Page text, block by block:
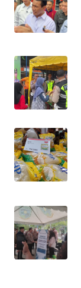
WN
JATENG
NUSANTARA
WN
JOGJA
WN
JATIM
WN
WN
KALBAR